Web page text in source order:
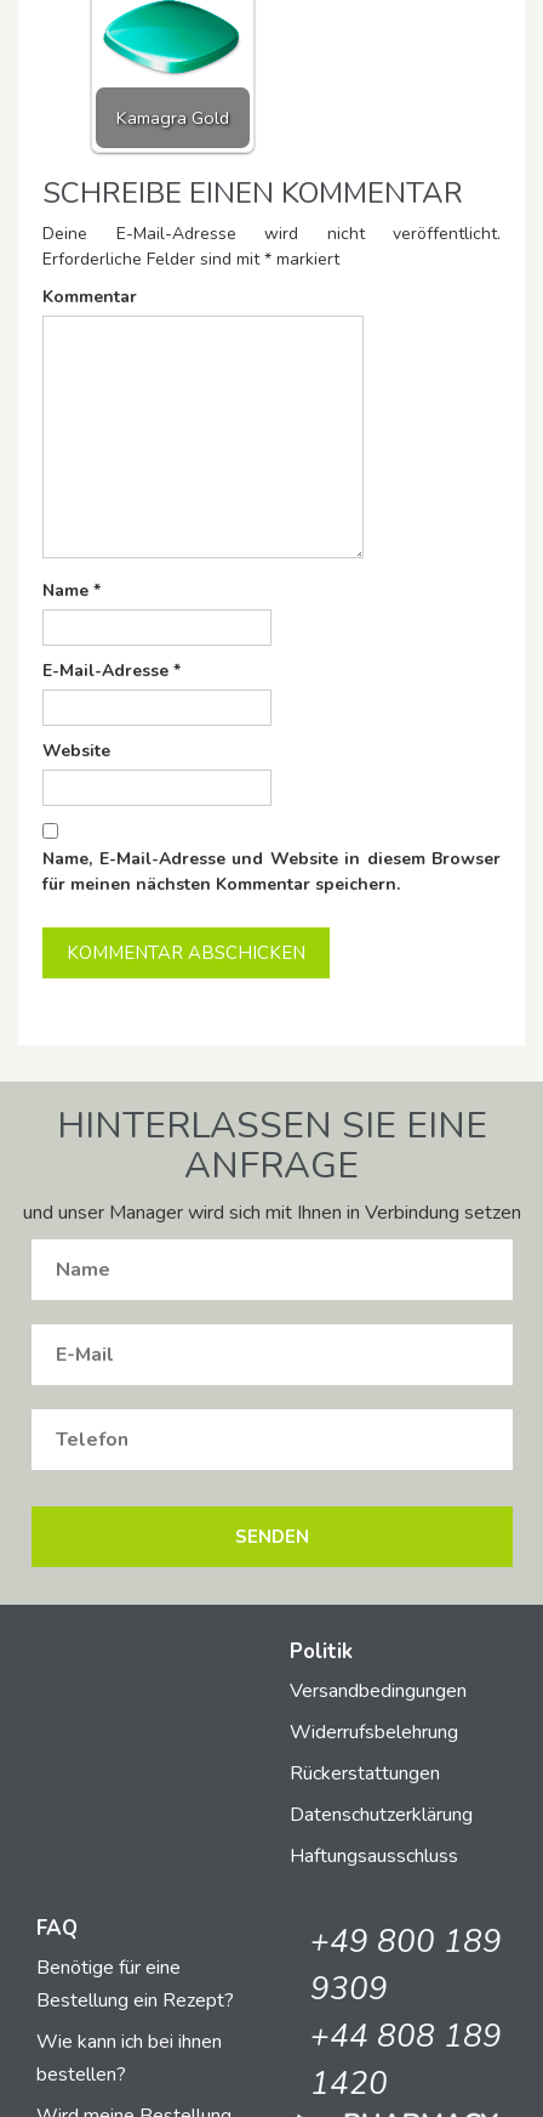
Kamagra Gold
SCHREIBE EINEN KOMMENTAR
Deine E-Mail-Adresse wird nicht veröffentlicht.
Erforderliche Felder sind mit* markiert
Kommentar
Name *
E-Mail-Adresse *
Website
Name, E-Mail-Adresse und Website in diesem Browser
für meinen nächsten Kommentar speichern.
HINTERLASSEN SIE EINE
ANFRAGE
und unser Manager wird sich mit Ihnen in Verbindung setzen
Politik
Versandbedingungen
Widerrufsbelehrung
Rückerstattungen
Datenschutzerklärung
Haftungsausschluss
FAQ
Benötige für eine
Bestellung ein Rezept?
Wie kann ich bei ihnen
bestellen?
+49 800 189
9309
+44 808 189
1420